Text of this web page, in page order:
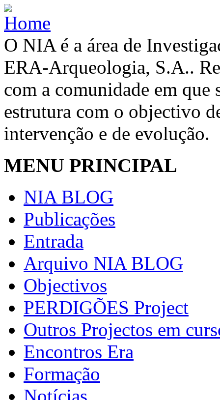
O NIA é a área de
ERA-Arqueologia, S.A..
com a comunidade em que
estrutura com o objectivo
intervenção e de evolução.
MENU PRINCIPAL
NIA BLOG
Publicações
Entrada
Arquivo NIA BLOG
Objectivos
PERDIGÕES Project
Outros Projectos em
Encontros Era
Formação